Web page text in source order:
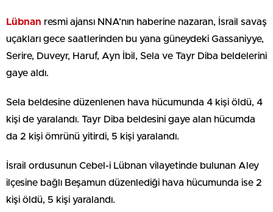
Lübnan resmi ajansı NNA’nın haberine nazaran, İsrail savaş
uçakları gece saatlerinden bu yana güneydeki Gassaniyye,
Serire, Duveyr, Haruf, Ayn İbil, Sela ve Tayr Diba beldelerini
gaye aldı.
Sela beldesine düzenlenen hava hücumunda 4 kişi öldü, 4
kişi de yaralandı. Tayr Diba beldesini gaye alan hücumda
da 2 kişi ömrünü yitirdi, 5 kişi yaralandı.
İsrail ordusunun Cebel-i Lübnan vilayetinde bulunan Aley
ilçesine bağlı Beşamun düzenlediği hava hücumunda ise 2
kişi öldü, 5 kişi yaralandı.